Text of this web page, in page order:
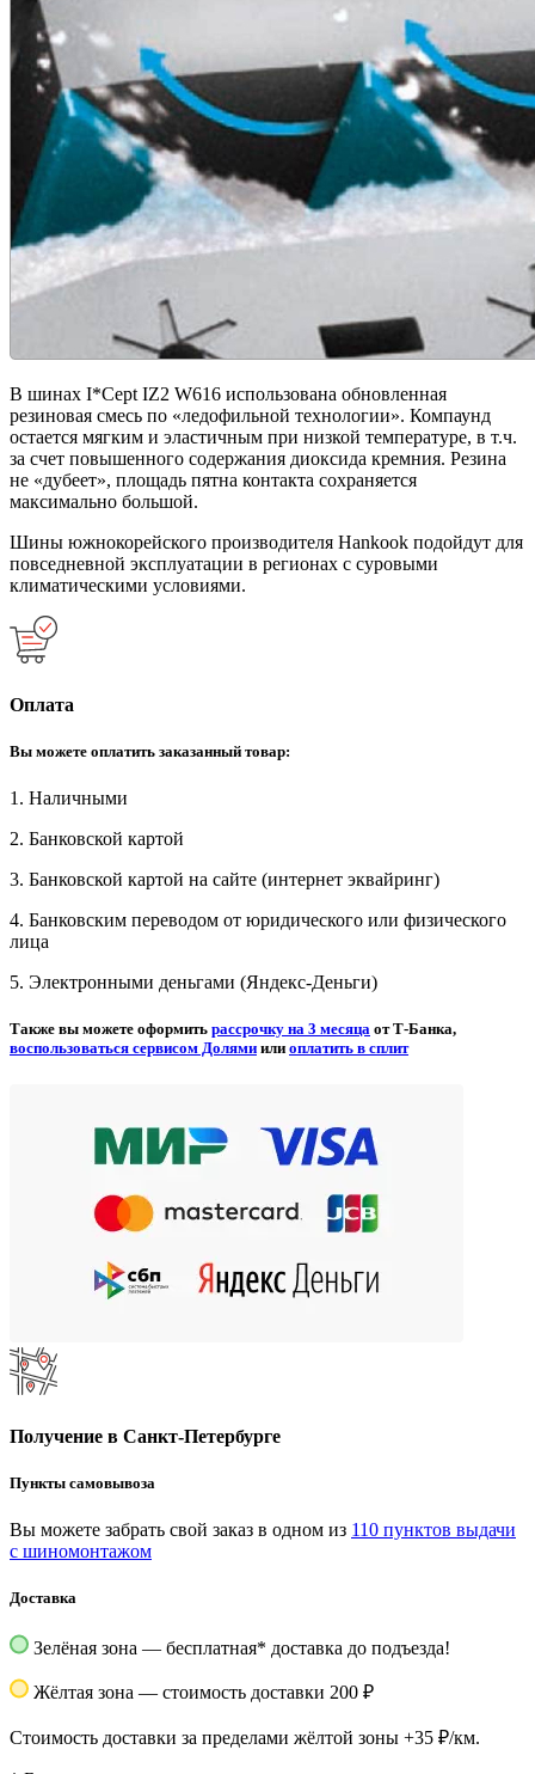
В шинах I*Cept IZ2 W616 использована обновленная
резиновая смесь по «ледофильной технологии». Компаунд
остается мягким и эластичным при низкой температуре, в т.ч.
за счет повышенного содержания диоксида кремния. Резина
не «дубеет», площадь пятна контакта сохраняется
максимально большой.
Шины южнокорейского производителя Hankook подойдут для
повседневной эксплуатации в регионах с суровыми
климатическими условиями.
Оплата
Вы можете оплатить заказанный товар:
1. Наличными
2. Банковской картой
3. Банковской картой на сайте (интернет эквайринг)
4. Банковским переводом от юридического или физического
лица
5. Электронными деньгами (Яндекс-Деньги)
Также вы можете оформить рассрочку на 3 месяца от Т-Банка,
воспользоваться сервисом Долями или оплатить в сплит
Получение в Санкт-Петербурге
Пункты самовывоза
Вы можете забрать свой заказ в одном из 110 пунктов выдачи
с шиномонтажом
Доставка
Зелёная зона — бесплатная* доставка до подъезда!
Жёлтая зона — стоимость доставки 200 ₽
Стоимость доставки за пределами жёлтой зоны +35 ₽/км.